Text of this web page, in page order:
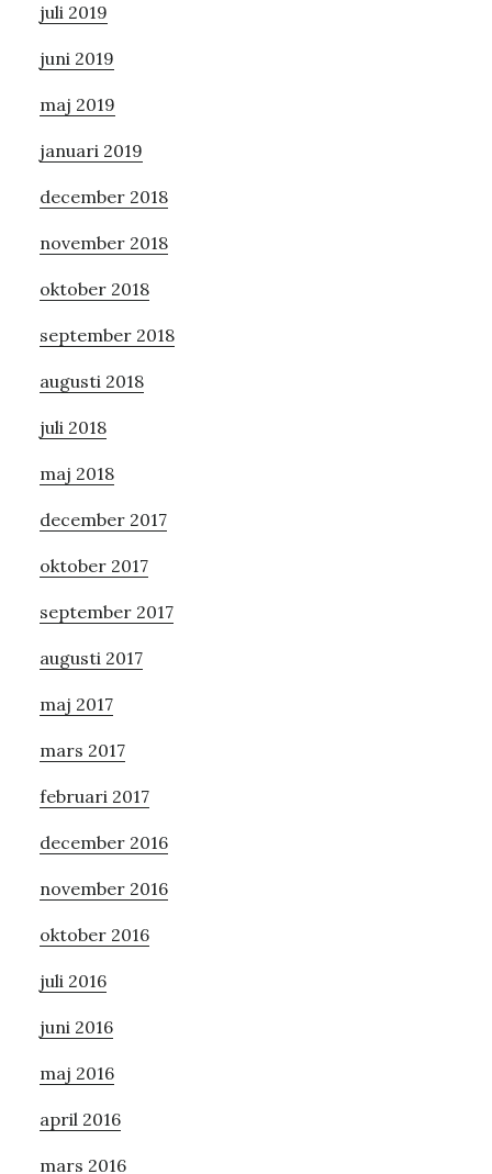
juli 2019
juni 2019
maj 2019
januari 2019
december 2018
november 2018
oktober 2018
september 2018
augusti 2018
juli 2018
maj 2018
december 2017
oktober 2017
september 2017
augusti 2017
maj 2017
mars 2017
februari 2017
december 2016
november 2016
oktober 2016
juli 2016
juni 2016
maj 2016
april 2016
mars 2016